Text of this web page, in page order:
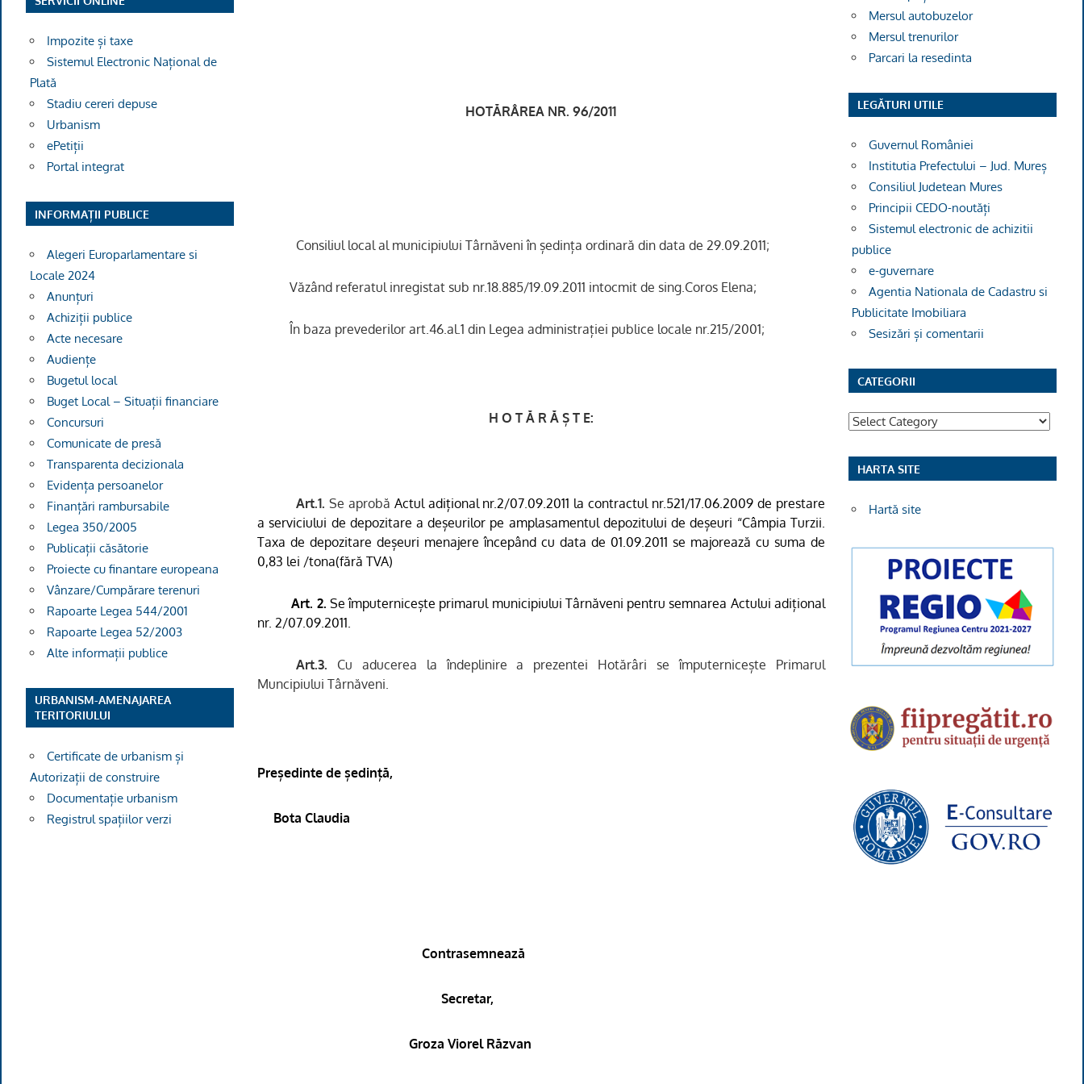
HOTĂRÂREA NR. 96/2011
Consiliul local al municipiului Târnăveni în ședința ordinară din data de 29.09.2011;
Văzând referatul inregistat sub nr.18.885/19.09.2011 intocmit de sing.Coros Elena;
În baza prevederilor art.46.al.1 din Legea administrației publice locale nr.215/2001;
H O T Ă R Ă Ș T E:
Art.1. Se aprobă Actul adițional nr.2/07.09.2011 la contractul nr.521/17.06.2009 de prestare
a serviciului de depozitare a deșeurilor pe amplasamentul depozitului de deșeuri “Câmpia Turzii.
Taxa de depozitare deșeuri menajere începând cu data de 01.09.2011 se majorează cu suma de
0,83 lei /tona(fără TVA)
Art. 2. Se împuternicește primarul municipiului Târnăveni pentru semnarea Actului adițional
nr. 2/07.09.2011.
Art.3. Cu aducerea la îndeplinire a prezentei Hotărâri se împuternicește Primarul
Muncipiului Târnăveni.
Președinte de ședință,
Bota Claudia
Contrasemnează
Secretar,
Groza Viorel Răzvan
Impozite și taxe
Sistemul Electronic Național de
Plată
Stadiu cereri depuse
Urbanism
ePetiții
Portal integrat
INFORMAȚII PUBLICE
Alegeri Europarlamentare si
Locale 2024
Anunțuri
Achiziții publice
Acte necesare
Audiențe
Bugetul local
Buget Local – Situații financiare
Concursuri
Comunicate de presă
Transparenta decizionala
Evidența persoanelor
Finanțări rambursabile
Legea 350/2005
Publicații căsătorie
Proiecte cu finantare europeana
Vânzare/Cumpărare terenuri
Rapoarte Legea 544/2001
Rapoarte Legea 52/2003
Alte informații publice
URBANISM-AMENAJAREA
TERITORIULUI
Certificate de urbanism și
Autorizații de construire
Documentație urbanism
Registrul spațiilor verzi
Mersul autobuzelor
Mersul trenurilor
Parcari la resedinta
LEGĂTURI UTILE
Guvernul României
Institutia Prefectului – Jud. Mureș
Consiliul Judetean Mures
Principii CEDO-noutăți
Sistemul electronic de achizitii
publice
e-guvernare
Agentia Nationala de Cadastru si
Publicitate Imobiliara
Sesizări și comentarii
CATEGORII
Categorii
HARTA SITE
Hartă site